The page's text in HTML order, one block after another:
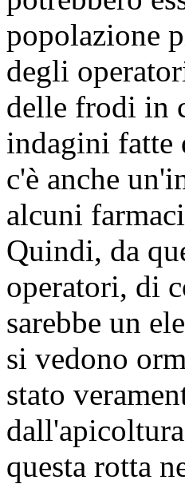
popolazione
degli
delle frodi in
indagini fatte
c'è anche
alcuni
Quindi, da
operatori, di
sarebbe un
si vedono
stato
questa rotta